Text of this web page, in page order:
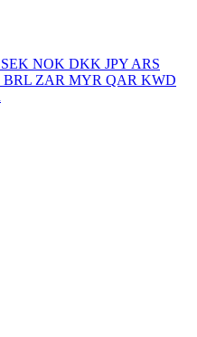
SEK NOK DKK JPY ARS
BRL ZAR MYR QAR KWD